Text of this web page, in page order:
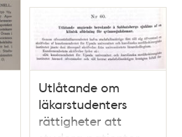
Utlåtande om
läkarstudenters
rättigheter att